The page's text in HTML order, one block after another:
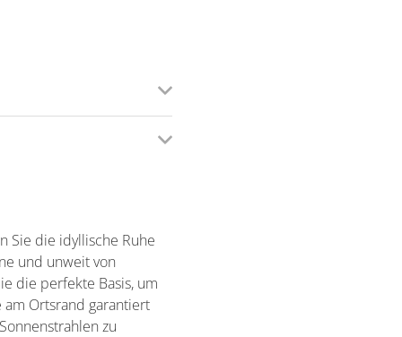
Sie die idyllische Ruhe
und unweit von
die perfekte Basis, um
Ortsrand garantiert
zu